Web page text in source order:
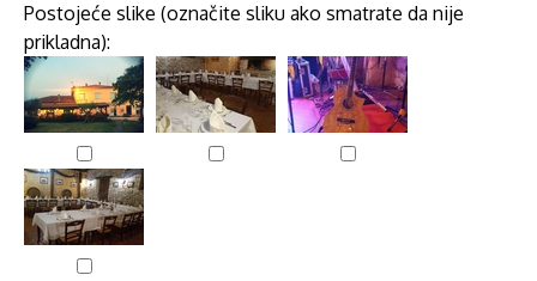
Postojeće slike (označite sliku ako smatrate da nije
prikladna):